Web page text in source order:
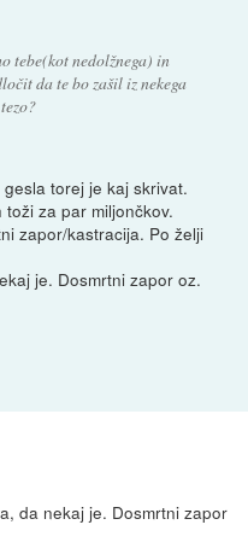
tebe(kot nedolžnega) in
da te bo zašil iz nekega
torej je kaj skrivat.
za par miljončkov.
zapor/kastracija. Po želji
je. Dosmrtni zapor oz.
da nekaj je. Dosmrtni zapor